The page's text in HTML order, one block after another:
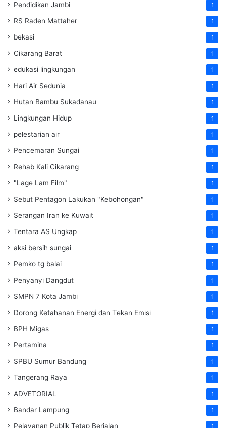
Pendidikan Jambi 1
RS Raden Mattaher 1
bekasi 1
Cikarang Barat 1
edukasi lingkungan 1
Hari Air Sedunia 1
Hutan Bambu Sukadanau 1
Lingkungan Hidup 1
pelestarian air 1
Pencemaran Sungai 1
Rehab Kali Cikarang 1
"Lage Lam Film" 1
Sebut Pentagon Lakukan "Kebohongan" 1
Serangan Iran ke Kuwait 1
Tentara AS Ungkap 1
aksi bersih sungai 1
Pemko tg balai 1
Penyanyi Dangdut 1
SMPN 7 Kota Jambi 1
Dorong Ketahanan Energi dan Tekan Emisi 1
BPH Migas 1
Pertamina 1
SPBU Sumur Bandung 1
Tangerang Raya 1
ADVETORIAL 1
Bandar Lampung 1
Pelayanan Publik Tetap Berjalan 1